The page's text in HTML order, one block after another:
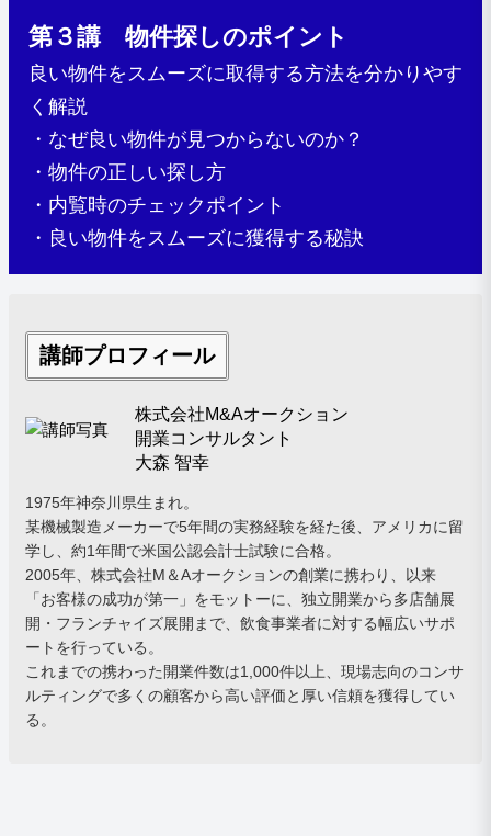
第３講 物件探しのポイント
良い物件をスムーズに取得する方法を分かりやす
く解説
・なぜ良い物件が見つからないのか？
・物件の正しい探し方
・内覧時のチェックポイント
・良い物件をスムーズに獲得する秘訣
講師プロフィール
株式会社M&Aオークション
開業コンサルタント
大森 智幸
1975年神奈川県生まれ。
某機械製造メーカーで5年間の実務経験を経た後、アメリカに留
学し、約1年間で米国公認会計士試験に合格。
2005年、株式会社M＆Aオークションの創業に携わり、以来
「お客様の成功が第一」をモットーに、独立開業から多店舗展
開・フランチャイズ展開まで、飲食事業者に対する幅広いサポ
ートを行っている。
これまでの携わった開業件数は1,000件以上、現場志向のコンサ
ルティングで多くの顧客から高い評価と厚い信頼を獲得してい
る。